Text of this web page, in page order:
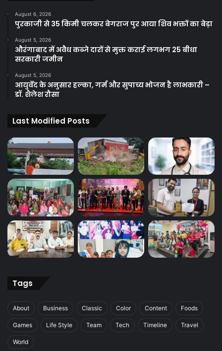
August 6, 2026
पुरकाजी से 35 किमी चलकर बेगराज पुर आया शिव भक्तों का बेड़ा
August 5, 2026
औरंगाबाद में अवैध कब्जे दारों से मुक्त कराई लगभग 25 बीधा
सरकारी जमीन
August 5, 2026
आयुर्वेद के अनुसार हल्का, गर्म और सुपाच्य भोजन है लाभकारी –
डॉ. शैलेश रौसा
Last Modified Posts
Tags
About Business Classic Color Content Foods
Games Life Style Team Tech Timeline Travel
World